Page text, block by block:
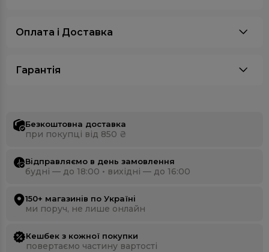
Оплата i Доставка
Гарантія
Безкоштовна доставка
при покупці від 850 ₴
Відправляємо в день замовлення
будні — до 18:00 • вихідні — до 16:00
150+ магазинів по Україні
ми поруч, не лише онлайн
Кешбек з кожної покупки
повертаємо частину вартості